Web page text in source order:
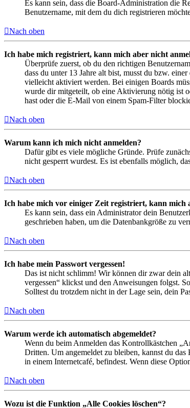
Es kann sein, dass die Board-Administration die
Benutzername, mit dem du dich registrieren
Nach oben
Ich habe mich registriert, kann mich aber nicht
Überprüfe zuerst, ob du den richtigen
dass du unter 13 Jahre alt bist, musst du bzw.
vielleicht aktiviert werden. Bei einigen Boards
wurde dir mitgeteilt, ob eine Aktivierung nötig ist
hast oder die E-Mail von einem Spam-Filter
Nach oben
Warum kann ich mich nicht anmelden?
Dafür gibt es viele mögliche Gründe. Prüfe
nicht gesperrt wurdest. Es ist ebenfalls möglich,
Nach oben
Ich habe mich vor einiger Zeit registriert, kann mich
Es kann sein, dass ein Administrator dein
geschrieben haben, um die Datenbankgröße zu
Nach oben
Ich habe mein Passwort vergessen!
Das ist nicht schlimm! Wir können dir zwar dein
vergessen“ klickst und den Anweisungen folgst.
Solltest du trotzdem nicht in der Lage sein, dein
Nach oben
Warum werde ich automatisch abgemeldet?
Wenn du beim Anmelden das Kontrollkästchen
Dritten. Um angemeldet zu bleiben, kannst du
in einem Internetcafé, befindest. Wenn diese
Nach oben
Wozu ist die Funktion „Alle Cookies löschen“?